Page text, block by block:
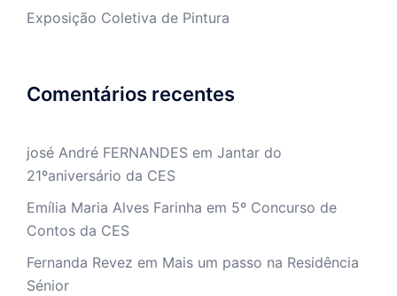
Exposição Coletiva de Pintura
Comentários recentes
josé André FERNANDES em Jantar do
21ºaniversário da CES
Emília Maria Alves Farinha em 5º Concurso de
Contos da CES
Fernanda Revez em Mais um passo na Residência
Sénior